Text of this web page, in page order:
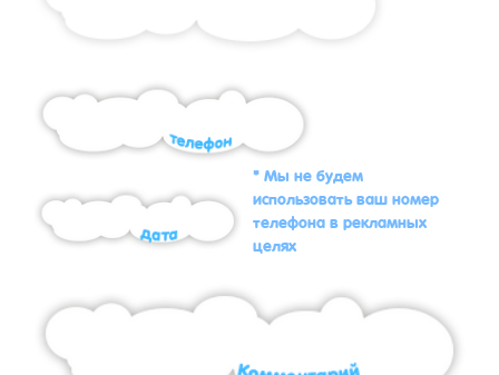
* Мы не будем
использовать ваш номер
телефона в рекламных
целях